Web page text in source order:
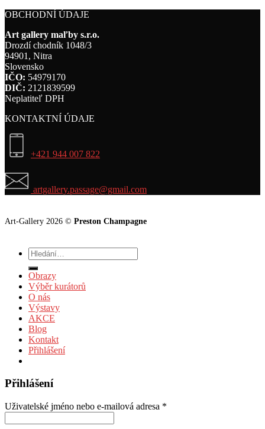
OBCHODNÍ ÚDAJE
Art gallery maľby s.r.o.
Drozdí chodník 1048/3
94901, Nitra
Slovensko
IČO: 54979170
DIČ: 2121839599
Neplatiteľ DPH
KONTAKTNÍ ÚDAJE
+421 944 007 822
artgallery.passage@gmail.com
Art-Gallery 2026 © Preston Champagne
Hledat:
Obrazy
Výběr kurátorů
O nás
Výstavy
AKCE
Blog
Kontakt
Přihlášení
Přihlášení
Uživatelské jméno nebo e-mailová adresa *